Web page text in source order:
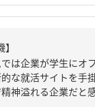
は企業が学生にオ
な就活サイトを手
神溢れる企業だと